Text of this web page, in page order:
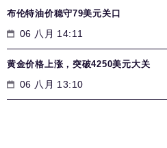
布伦特油价稳守79美元关口
06 八月 14:11
黄金价格上涨，突破4250美元大关
06 八月 13:10